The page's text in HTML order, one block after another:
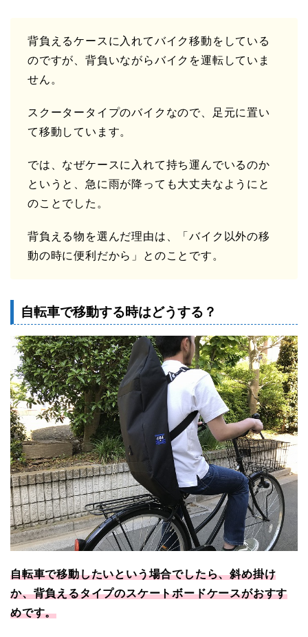
背負えるケースに入れてバイク移動をしている
のですが、背負いながらバイクを運転していま
せん。
スクータータイプのバイクなので、足元に置い
て移動しています。
では、なぜケースに入れて持ち運んでいるのか
というと、急に雨が降っても大丈夫なようにと
のことでした。
背負える物を選んだ理由は、「バイク以外の移
動の時に便利だから」とのことです。
自転車で移動する時はどうする？
自転車で移動したいという場合でしたら、斜め掛け
か、背負えるタイプのスケートボードケースがおすす
めです。